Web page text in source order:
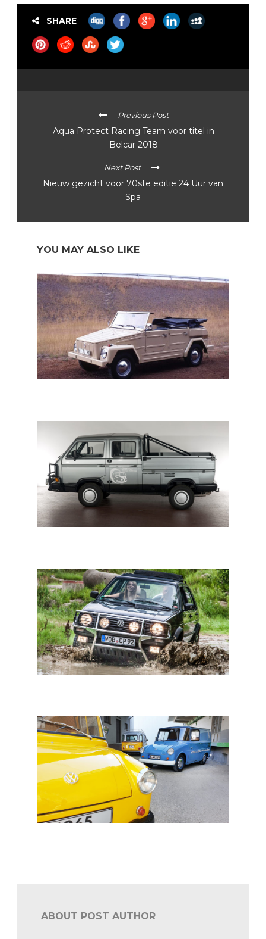
SHARE
Previous Post
Aqua Protect Racing Team voor titel in
Belcar 2018
Next Post
Nieuw gezicht voor 70ste editie 24 Uur van
Spa
YOU MAY ALSO LIKE
ABOUT POST AUTHOR